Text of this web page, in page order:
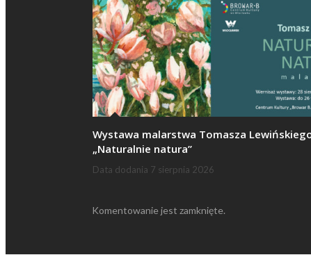
Wystawa malarstwa Tomasza
„Naturalnie natura”
Data dodania 7 sierpnia 2026
Komentowanie jest zamknięte.